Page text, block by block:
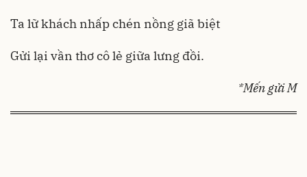
Ta lữ khách nhấp chén nồng giã biệt
Gửi lại vần thơ cô lẻ giữa lưng đồi.
*Mến gửi M